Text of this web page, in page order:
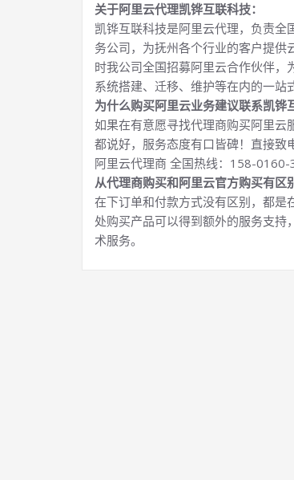
关于阿里云代理凯铧互联科技：
凯铧互联科技是阿里云代理，负责
务公司，为抚州各个行业的客户提
时我公司全国招募阿里云合作伙伴，
系统搭建、迁移、维护等在内的一站
为什么购买阿里云业务建议联系凯铧
如果在有意愿寻找代理商购买阿里云
都说好，服务态度有口皆碑！直接致
阿里云代理商 全国热线：158-
从代理商购买和阿里云官方购买有区
在下订单和付款方式没有区别，都是
处购买产品可以得到额外的服务支
术服务。